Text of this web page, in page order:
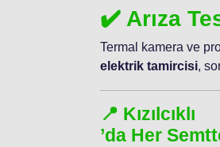
✔️ Arıza
Termal kamera ve
elektrik tamircisi,
📍 Kızılcıklı
’da Her